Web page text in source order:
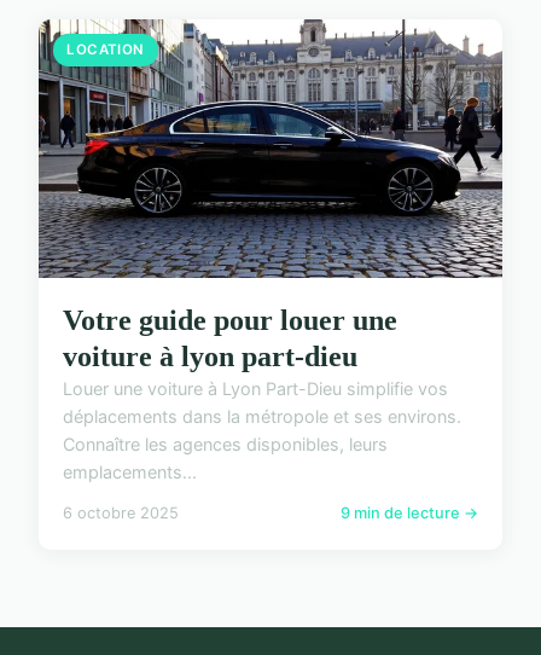
LOCATION
Votre guide pour louer une
voiture à lyon part-dieu
Louer une voiture à Lyon Part-Dieu simplifie vos
déplacements dans la métropole et ses environs.
Connaître les agences disponibles, leurs
emplacements...
6 octobre 2025 9 min de lecture →